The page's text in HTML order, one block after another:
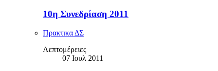
10η Συνεδρίαση 2011
Πρακτικα ΔΣ
Λεπτομέρειες
07 Ιουλ 2011